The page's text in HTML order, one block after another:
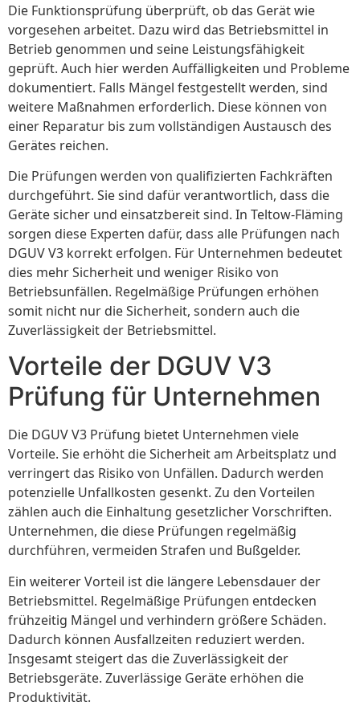
Die Funktionsprüfung überprüft, ob das Gerät wie
vorgesehen arbeitet. Dazu wird das Betriebsmittel in
Betrieb genommen und seine Leistungsfähigkeit
geprüft. Auch hier werden Auffälligkeiten und Probleme
dokumentiert. Falls Mängel festgestellt werden, sind
weitere Maßnahmen erforderlich. Diese können von
einer Reparatur bis zum vollständigen Austausch des
Gerätes reichen.
Die Prüfungen werden von qualifizierten Fachkräften
durchgeführt. Sie sind dafür verantwortlich, dass die
Geräte sicher und einsatzbereit sind. In Teltow-Fläming
sorgen diese Experten dafür, dass alle Prüfungen nach
DGUV V3 korrekt erfolgen. Für Unternehmen bedeutet
dies mehr Sicherheit und weniger Risiko von
Betriebsunfällen. Regelmäßige Prüfungen erhöhen
somit nicht nur die Sicherheit, sondern auch die
Zuverlässigkeit der Betriebsmittel.
Vorteile der DGUV V3
Prüfung für Unternehmen
Die DGUV V3 Prüfung bietet Unternehmen viele
Vorteile. Sie erhöht die Sicherheit am Arbeitsplatz und
verringert das Risiko von Unfällen. Dadurch werden
potenzielle Unfallkosten gesenkt. Zu den Vorteilen
zählen auch die Einhaltung gesetzlicher Vorschriften.
Unternehmen, die diese Prüfungen regelmäßig
durchführen, vermeiden Strafen und Bußgelder.
Ein weiterer Vorteil ist die längere Lebensdauer der
Betriebsmittel. Regelmäßige Prüfungen entdecken
frühzeitig Mängel und verhindern größere Schäden.
Dadurch können Ausfallzeiten reduziert werden.
Insgesamt steigert das die Zuverlässigkeit der
Betriebsgeräte. Zuverlässige Geräte erhöhen die
Produktivität.